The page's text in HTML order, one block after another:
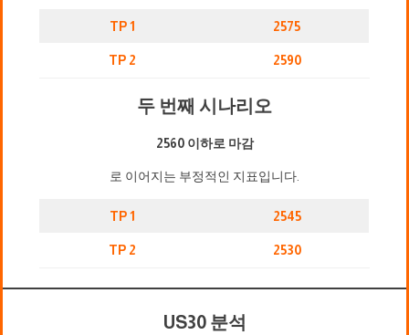
TP 1 2575
TP 2 2590
두 번째 시나리오
2560 이하로 마감
로 이어지는 부정적인 지표입니다.
TP 1 2545
TP 2 2530
US30 분석